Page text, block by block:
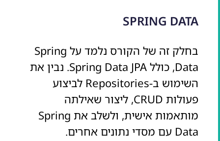
SPRING DATA
בחלק זה של הקורס נלמד על Spring
Data, כולל Spring Data JPA. נבין את
השימוש ב-Repositories לביצוע
פעולות CRUD, ליצור שאילתה
מותאמות אישית, ולשלב את Spring
Data עם מסדי נתונים אחרים.